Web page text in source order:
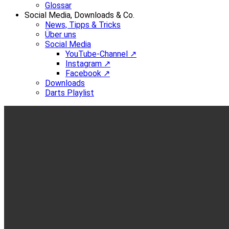
Glossar
Social Media, Downloads & Co.
News, Tipps & Tricks
Über uns
Social Media
YouTube-Channel ↗
Instagram ↗
Facebook ↗
Downloads
Darts Playlist